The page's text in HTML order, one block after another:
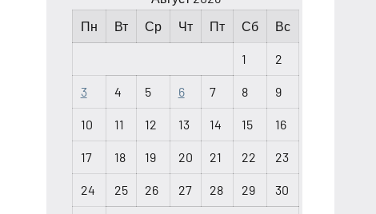
Пн
Вт Ср Чт Пт Сб Вс
1 2
3 4 5 6 7 8 9
10 11 12 13 14 15 16
17 18 19 20 21 22 23
24 25 26 27 28 29 30